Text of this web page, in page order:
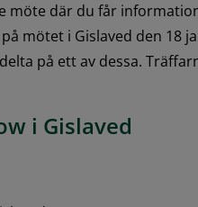
möte där du får
mötet i Gislaved den 18
på ett av dessa.
i Gislaved